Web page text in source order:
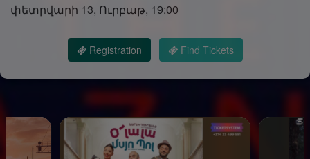
փետրվարի 13, Ուրբաթ, 19:00
Registration Find Tickets